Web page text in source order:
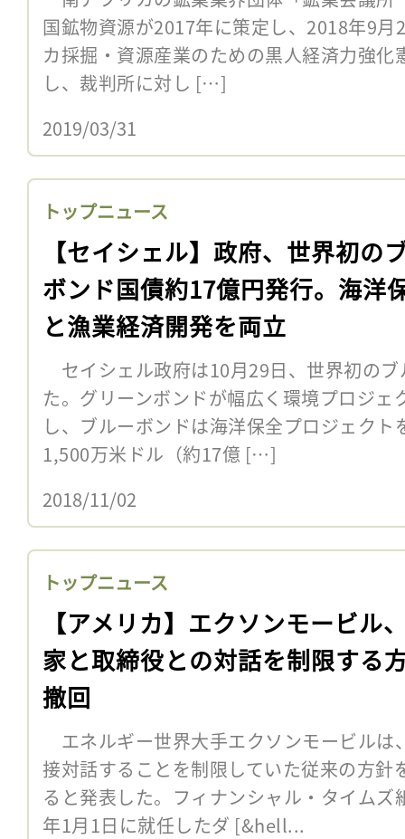
国鉱物資源が2017年に策定し、2018年9
カ採掘・資源産業のための黒人経済力強
し、裁判所に対し […]
2019/03/31
トップニュース
【セイシェル】政府、世界初の
ボンド国債約17億円発行。海洋
と漁業経済開発を両立
セイシェル政府は10月29日、世界初の
た。グリーンボンドが幅広く環境プロジェ
し、ブルーボンドは海洋保全プロジェク
1,500万米ドル（約17億 […]
2018/11/02
トップニュース
【アメリカ】エクソンモービル
家と取締役との対話を制限する
撤回
エネルギー世界大手エクソンモービルは
接対話することを制限していた従来の方針
ると発表した。フィナンシャル・タイム
年1月1日に就任したダ [&hell...